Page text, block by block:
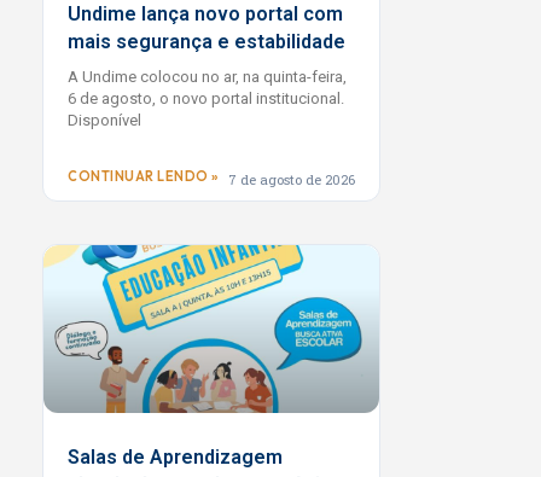
Undime lança novo portal com
mais segurança e estabilidade
A Undime colocou no ar, na quinta-feira,
6 de agosto, o novo portal institucional.
Disponível
CONTINUAR LENDO » 7 de agosto de 2026
Salas de Aprendizagem